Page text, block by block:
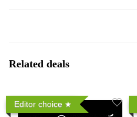
Related deals
Editor choice